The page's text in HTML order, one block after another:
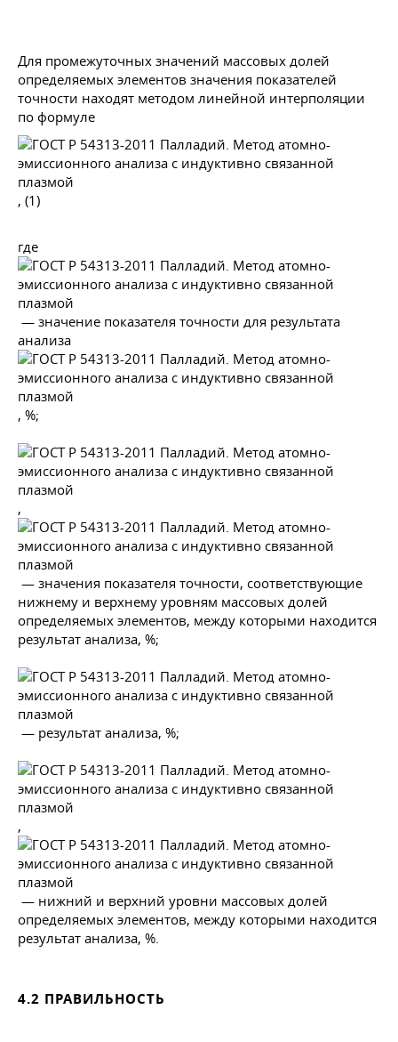
Для промежуточных значений массовых долей
определяемых элементов значения показателей
точности находят методом линейной интерполяции
по формуле
, (1)
где
— значение показателя точности для результата
анализа
, %;
,
— значения показателя точности, соответствующие
нижнему и верхнему уровням массовых долей
определяемых элементов, между которыми находится
результат анализа, %;
— результат анализа, %;
,
— нижний и верхний уровни массовых долей
определяемых элементов, между которыми находится
результат анализа, %.
4.2 ПРАВИЛЬНОСТЬ